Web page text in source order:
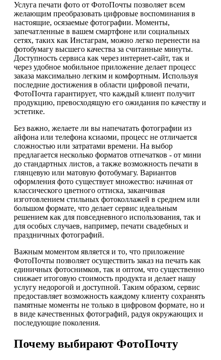
Услуга печати фото от ФотоПочты позволяет всем
желающим преобразовать цифровые воспоминания в
настоящие, осязаемые фотографии. Моменты,
запечатленные в вашем смартфоне или социальных
сетях, таких как Инстаграм, можно легко перенести на
фотобумагу высшего качества за считанные минуты.
Доступность сервиса как через интернет-сайт, так и
через удобное мобильное приложение делает процесс
заказа максимально легким и комфортным. Используя
последние достижения в области цифровой печати,
ФотоПочта гарантирует, что каждый клиент получит
продукцию, превосходящую его ожидания по качеству и
эстетике.
Без важно, желаете ли вы напечатать фотографии из
айфона или телефона ксиаоми, процесс не отличается
сложностью или затратами времени. На выбор
предлагается несколько форматов отпечатков - от мини
до стандартных листов, а также возможность печати в
глянцевую или матовую фотобумагу. Вариантов
оформления фото существует множество: начиная от
классического цветного оттиска, заканчивая
изготовлением стильных фотоколлажей в среднем или
большом формате, что делает сервис идеальным
решением как для повседневного использования, так и
для особых случаев, например, печати свадебных и
праздничных фотографий.
Важным моментом является и то, что приложение
ФотоПочты позволяет осуществить заказ на печать как
единичных фотоснимков, так и оптом, что существенно
снижает итоговую стоимость продукта и делает нашу
услугу недорогой и доступной. Таким образом, сервис
предоставляет возможность каждому клиенту сохранять
памятные моменты не только в цифровом формате, но и
в виде качественных фотографий, радуя окружающих и
последующие поколения.
Почему выбирают ФотоПочту